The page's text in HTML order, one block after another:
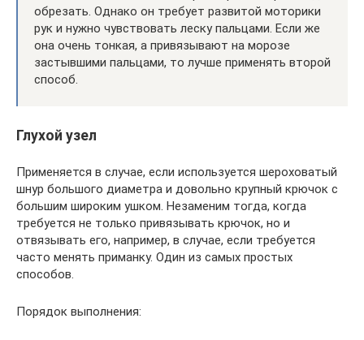
обрезать. Однако он требует развитой моторики
рук и нужно чувствовать леску пальцами. Если же
она очень тонкая, а привязывают на морозе
застывшими пальцами, то лучше применять второй
способ.
Глухой узел
Применяется в случае, если используется шероховатый
шнур большого диаметра и довольно крупный крючок с
большим широким ушком. Незаменим тогда, когда
требуется не только привязывать крючок, но и
отвязывать его, например, в случае, если требуется
часто менять приманку. Один из самых простых
способов.
Порядок выполнения: